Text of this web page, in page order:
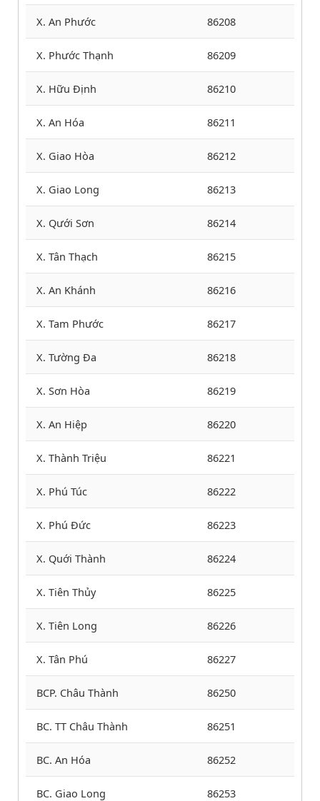
X. An Phước 86208
X. Phước Thạnh 86209
X. Hữu Định 86210
X. An Hóa 86211
X. Giao Hòa 86212
X. Giao Long 86213
X. Qưới Sơn 86214
X. Tân Thạch 86215
X. An Khánh 86216
X. Tam Phước 86217
X. Tường Đa 86218
X. Sơn Hòa 86219
X. An Hiệp 86220
X. Thành Triệu 86221
X. Phú Túc 86222
X. Phú Đức 86223
X. Quới Thành 86224
X. Tiên Thủy 86225
X. Tiên Long 86226
X. Tân Phú 86227
BCP. Châu Thành 86250
BC. TT Châu Thành 86251
BC. An Hóa 86252
BC. Giao Long 86253